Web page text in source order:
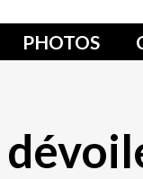
PHOTOS